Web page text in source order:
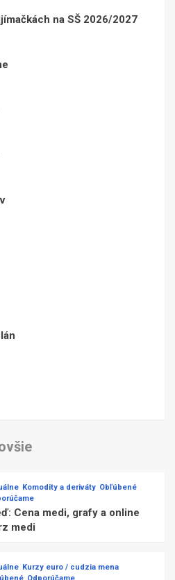
na SŠ 2026/2027
Komodity a deriváty Obľúbené
Cena medi, grafy a online
medi
Kurzy euro / cudzia mena
Odporúčame